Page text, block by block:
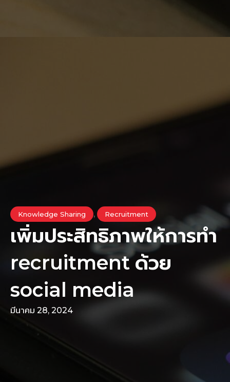
Knowledge Sharing , Recruitment
เพิ่มประสิทธิภาพให้การทำ
recruitment ด้วย
social media
มีนาคม 28, 2024